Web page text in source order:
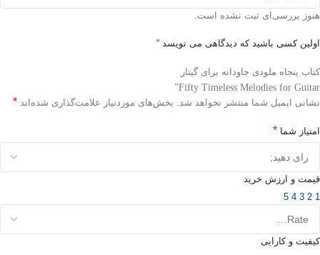
هنوز بررسی‌ای ثبت نشده است.
اولین کسی باشید که دیدگاهی می نویسد “
کتاب پنجاه ملودی جاودانه برای گیتار
Fifty Timeless Melodies for Guitar”
نشانی ایمیل شما منتشر نخواهد شد. بخش‌های موردنیاز علامت‌گذاری شده‌اند *
امتیاز شما *
قیمت و ارزش خرید
1
2
3
4
5
کیفیت و کارایی